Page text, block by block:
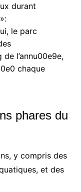
durant
le parc
l’annu00e9e,
chaque
phares du
y compris des
et des